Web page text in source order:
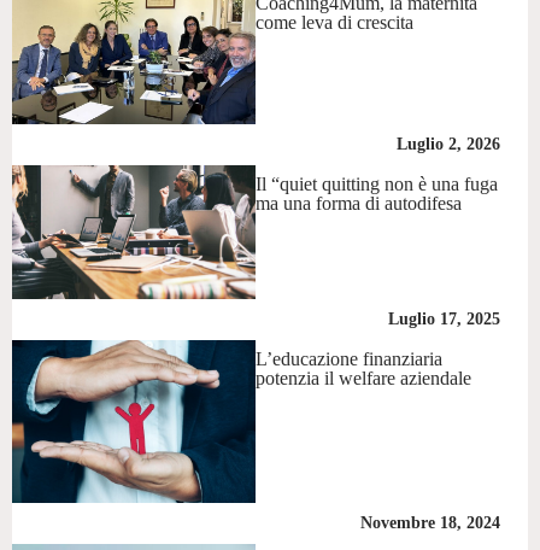
come leva di crescita
Luglio 2, 2026
Il “quiet quitting non è una fuga
ma una forma di autodifesa
Luglio 17, 2025
L’educazione finanziaria
potenzia il welfare aziendale
Novembre 18, 2024